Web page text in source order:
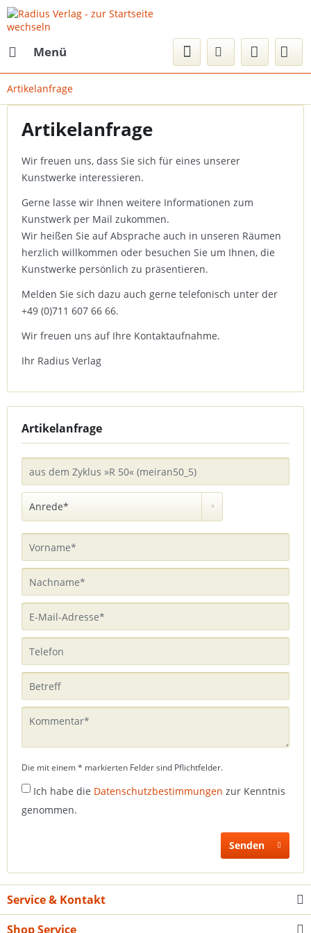
Menü
Artikelanfrage
Artikelanfrage
Wir freuen uns, dass Sie sich für eines unserer
Kunstwerke interessieren.
Gerne lasse wir Ihnen weitere Informationen zum
Kunstwerk per Mail zukommen.
Wir heißen Sie auf Absprache auch in unseren Räumen
herzlich willkommen oder besuchen Sie um Ihnen, die
Kunstwerke persönlich zu präsentieren.
Melden Sie sich dazu auch gerne telefonisch unter der
+49 (0)711 607 66 66.
Wir freuen uns auf Ihre Kontaktaufnahme.
Ihr Radius Verlag
Artikelanfrage
Die mit einem * markierten Felder sind Pflichtfelder.
Ich habe die Datenschutzbestimmungen zur Kenntnis
genommen.
Senden
Service & Kontakt
Shop Service